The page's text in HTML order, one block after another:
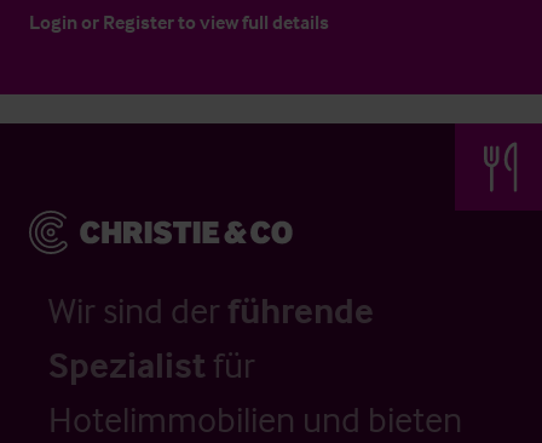
Login or Registerto view full details
Wir sind der führende
Spezialistfür
Hotelimmobilien und bieten